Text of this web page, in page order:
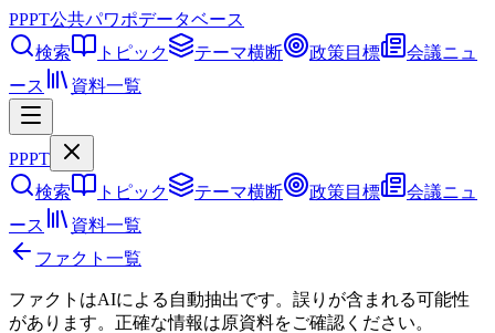
PPPT公共パワポデータベース
検索
トピック テーマ横断 政策目標
会議ニュ
ース
資料一覧
PPPT
検索
トピック テーマ横断 政策目標
会議ニュ
ース
資料一覧
ファクト一覧
ファクトはAIによる自動抽出です。誤りが含まれる可能性
があります。正確な情報は原資料をご確認ください。